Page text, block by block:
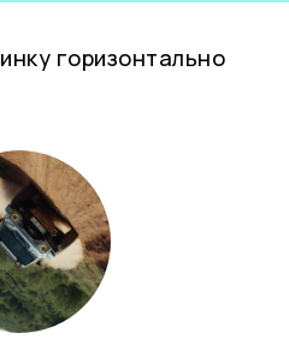
горизонтально